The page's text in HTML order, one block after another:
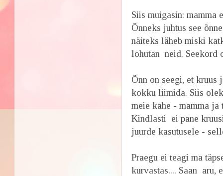
Siis muigasin:
Õnneks juhtus see
näiteks läheb miski
lohutan neid. Seekord
Õnn on seegi, et
kokku liimida. Siis
meie kahe - mamma ja
Kindlasti ei pane
juurde kasutusele -
Praegu ei teagi ma
kurvastas.... Saan aru,